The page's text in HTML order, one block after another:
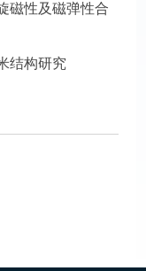
磁性及磁弹性合
结构研究